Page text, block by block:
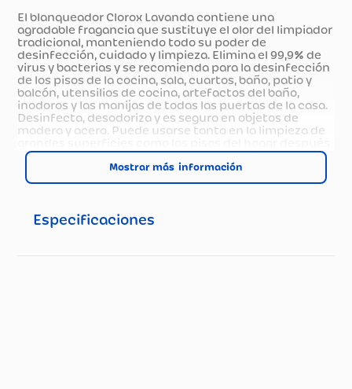
El blanqueador Clorox Lavanda contiene una
agradable fragancia que sustituye el olor del limpiador
tradicional, manteniendo todo su poder de
desinfección, cuidado y limpieza. Elimina el 99,9% de
virus y bacterias y se recomienda para la desinfección
de los pisos de la cocina, sala, cuartos, baño, patio y
balcón, utensilios de cocina, artefactos del baño,
inodoros y las manijas de todas las puertas de la casa.
Desinfecta, desodoriza y es seguro en objetos de
madera y acero. Puede usarse tanto en la limpieza de
de haber barrido o aspirado, como también en
pequeñas superficies u objetos. La limpieza importa y
la hacemos entre todos.
Mostrar más
Especificaciones